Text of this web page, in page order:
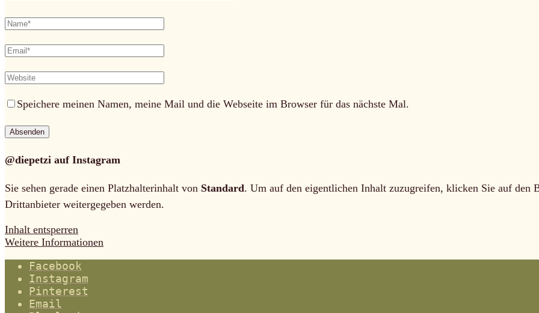
Speichere meinen Namen, meine Mail und die Webseite im Browser für das nächste Mal.
@diepetzi auf Instagram
Sie sehen gerade einen Platzhalterinhalt von Standard. Um auf den eigentlichen Inhalt zuzugreifen, klicken Sie auf den
Drittanbieter weitergegeben werden.
Inhalt entsperren
Weitere Informationen
Facebook
Instagram
Pinterest
Email